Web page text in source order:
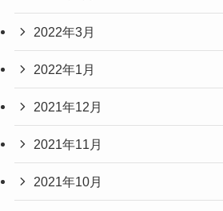
2022年3月
2022年1月
2021年12月
2021年11月
2021年10月